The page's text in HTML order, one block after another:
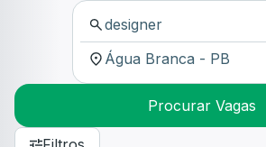
Procurar Vagas